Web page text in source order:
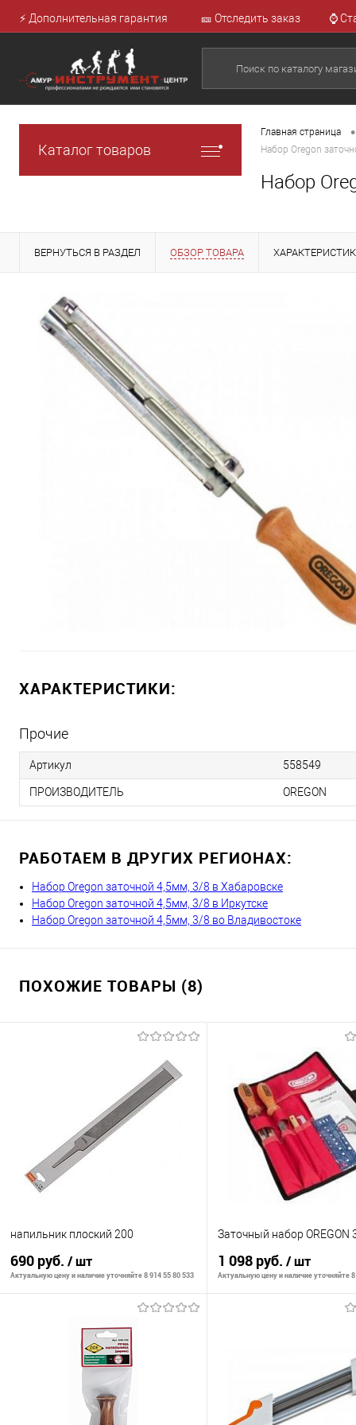
⚡ Дополнительная гарантия 🎫 Отследить заказ ⌚
Каталог товаров
Главная страница •
Набор Oregon
Набор
ВЕРНУТЬСЯ В РАЗДЕЛ ОБЗОР ТОВАРА
ХАРАКТЕРИСТИКИ:
Прочие
Артикул 558549
ПРОИЗВОДИТЕЛЬ OREGON
РАБОТАЕМ В ДРУГИХ РЕГИОНАХ:
Набор Oregon заточной 4,5мм, 3/8 в Хабаровске
Набор Oregon заточной 4,5мм, 3/8 в Иркутске
Набор Oregon заточной 4,5мм, 3/8 во Владивостоке
ПОХОЖИЕ ТОВАРЫ (8)
напильник плоский 200
690 руб. / шт
Актуальную цену и наличие уточняйте 8 914 55 80 533
В корзину
Заточный набор OREGON
1 098 руб. / шт
Актуальную цену и наличие уточняйте
В избранное